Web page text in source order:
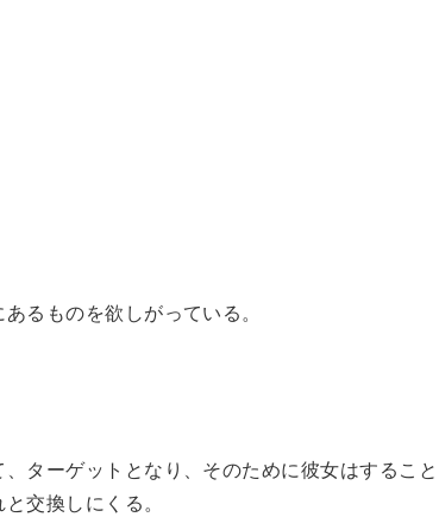
るものを欲しがっている。
ターゲットとなり、そのために彼女はすること
交換しにくる。